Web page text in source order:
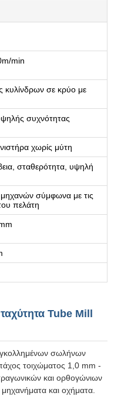
min
κυλίνδρων σε κρύο με
συχνότητας
χωρίς μύτη
σταθερότητα, υψηλή
σύμφωνα με τις
πελάτη
Tube Mill
σωλήνων
τοιχώματος 1,0 mm -
και ορθογώνιων
και οχήματα.